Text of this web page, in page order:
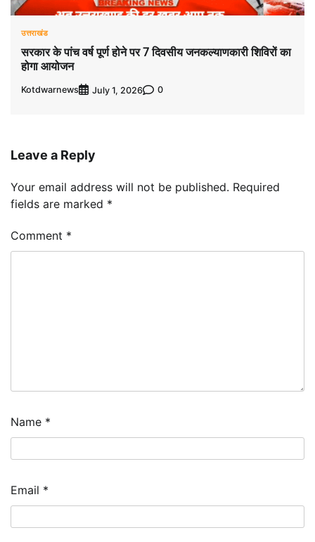
उत्तराखंड
सरकार के पांच वर्ष पूर्ण होने पर 7 दिवसीय जनकल्याणकारी शिविरों का
होगा आयोजन
Kotdwarnews July 1, 2026 0
Leave a Reply
Your email address will not be published. Required
fields are marked *
Comment *
Name *
Email *